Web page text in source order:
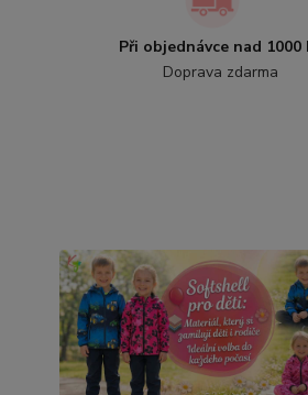
Při objednávce nad 1000
Doprava zdarma